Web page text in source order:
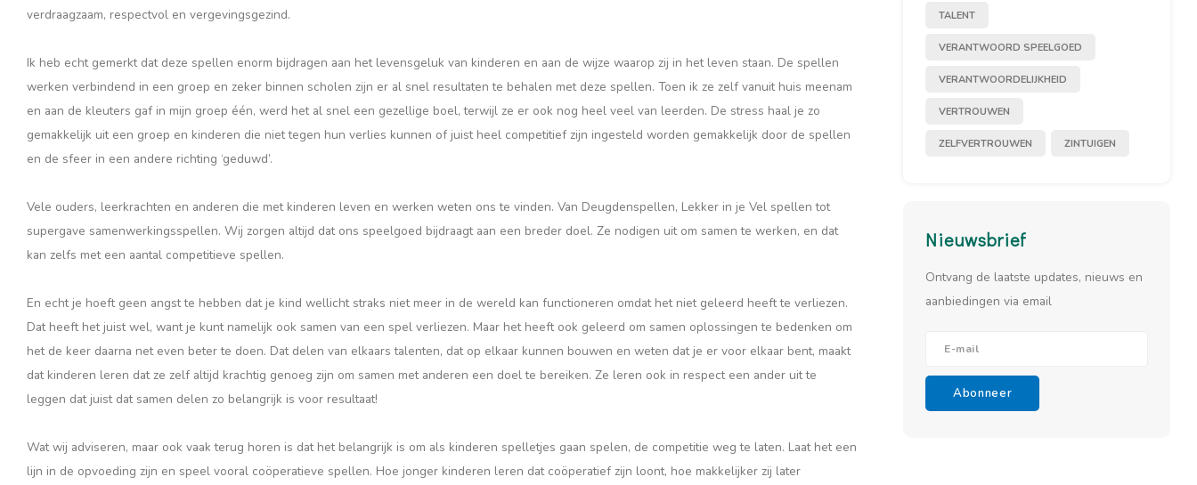
verdraagzaam, respectvol en vergevingsgezind.
Ik heb echt gemerkt dat deze spellen enorm bijdragen aan het levensgeluk van kinderen en aan de wijze waarop zij in het leven staan. De spellen
werken verbindend in een groep en zeker binnen scholen zijn er al snel resultaten te behalen met deze spellen. Toen ik ze zelf vanuit huis meenam
en aan de kleuters gaf in mijn groep één, werd het al snel een gezellige boel, terwijl ze er ook nog heel veel van leerden. De stress haal je zo
gemakkelijk uit een groep en kinderen die niet tegen hun verlies kunnen of juist heel competitief zijn ingesteld worden gemakkelijk door de spellen
en de sfeer in een andere richting ‘geduwd’.
Vele ouders, leerkrachten en anderen die met kinderen leven en werken weten ons te vinden. Van Deugdenspellen, Lekker in je Vel spellen tot
supergave samenwerkingsspellen. Wij zorgen altijd dat ons speelgoed bijdraagt aan een breder doel. Ze nodigen uit om samen te werken, en dat
kan zelfs met een aantal competitieve spellen.
En echt je hoeft geen angst te hebben dat je kind wellicht straks niet meer in de wereld kan functioneren omdat het niet geleerd heeft te verliezen.
Dat heeft het juist wel, want je kunt namelijk ook samen van een spel verliezen. Maar het heeft ook geleerd om samen oplossingen te bedenken om
het de keer daarna net even beter te doen. Dat delen van elkaars talenten, dat op elkaar kunnen bouwen en weten dat je er voor elkaar bent, maakt
dat kinderen leren dat ze zelf altijd krachtig genoeg zijn om samen met anderen een doel te bereiken. Ze leren ook in respect een ander uit te
leggen dat juist dat samen delen zo belangrijk is voor resultaat!
Wat wij adviseren, maar ook vaak terug horen is dat het belangrijk is om als kinderen spelletjes gaan spelen, de competitie weg te laten. Laat het een
lijn in de opvoeding zijn en speel vooral coöperatieve spellen. Hoe jonger kinderen leren dat coöperatief zijn loont, hoe makkelijker zij later
TALENT
VERANTWOORD SPEELGOED
VERANTWOORDELIJKHEID
VERTROUWEN
ZELFVERTROUWEN ZINTUIGEN
Nieuwsbrief
Ontvang de laatste updates, nieuws en
aanbiedingen via email
Abonneer